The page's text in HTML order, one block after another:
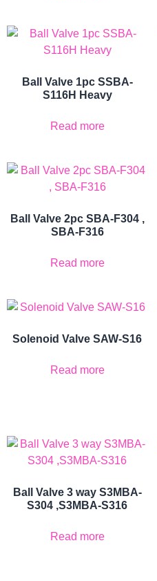
Ball Valve 1pc SSBA-
S116H Heavy
Read more
Ball Valve 2pc SBA-F304 ,
SBA-F316
Read more
Solenoid Valve SAW-S16
Read more
Ball Valve 3 way S3MBA-
S304 ,S3MBA-S316
Read more